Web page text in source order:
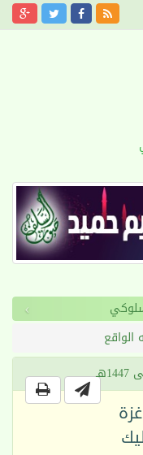
›
(11) غزة